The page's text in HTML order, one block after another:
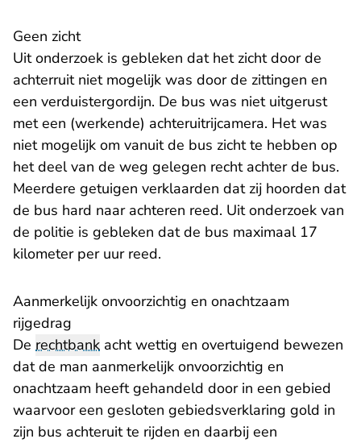
Geen zicht
Uit onderzoek is gebleken dat het zicht door de
achterruit niet mogelijk was door de zittingen en
een verduistergordijn. De bus was niet uitgerust
met een (werkende) achteruitrijcamera. Het was
niet mogelijk om vanuit de bus zicht te hebben op
het deel van de weg gelegen recht achter de bus.
Meerdere getuigen verklaarden dat zij hoorden dat
de bus hard naar achteren reed. Uit onderzoek van
de politie is gebleken dat de bus maximaal 17
kilometer per uur reed.
Aanmerkelijk onvoorzichtig en onachtzaam
rijgedrag
De rechtbank acht wettig en overtuigend bewezen
dat de man aanmerkelijk onvoorzichtig en
onachtzaam heeft gehandeld door in een gebied
waarvoor een gesloten gebiedsverklaring gold in
zijn bus achteruit te rijden en daarbij een